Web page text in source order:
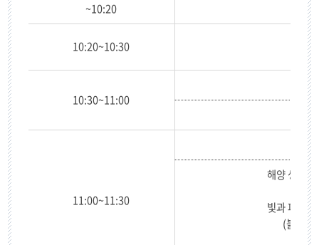
용
~10:20
10:20~10:30
10:30~11:00
11:00~11:30
해양 생물의
빛과 파동
(볼 키